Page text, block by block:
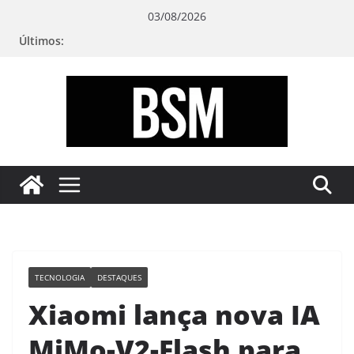
03/08/2026
Últimos:
sua
Mente
TECNOLOGIA DESTAQUES
Xiaomi lança nova IA